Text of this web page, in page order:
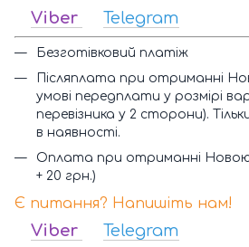
Viber Telegram
Безготівковий платіж
Післяплата при отриманні
умові передплати у розмірі
перевізника у 2 сторони).
в наявності.
Оплата при отриманні Новою
+ 20 грн.)
Є питання? Напишіть нам!
Viber Telegram